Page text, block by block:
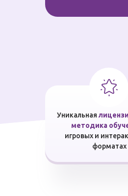
Уникальная
методика
игровых и
форматах